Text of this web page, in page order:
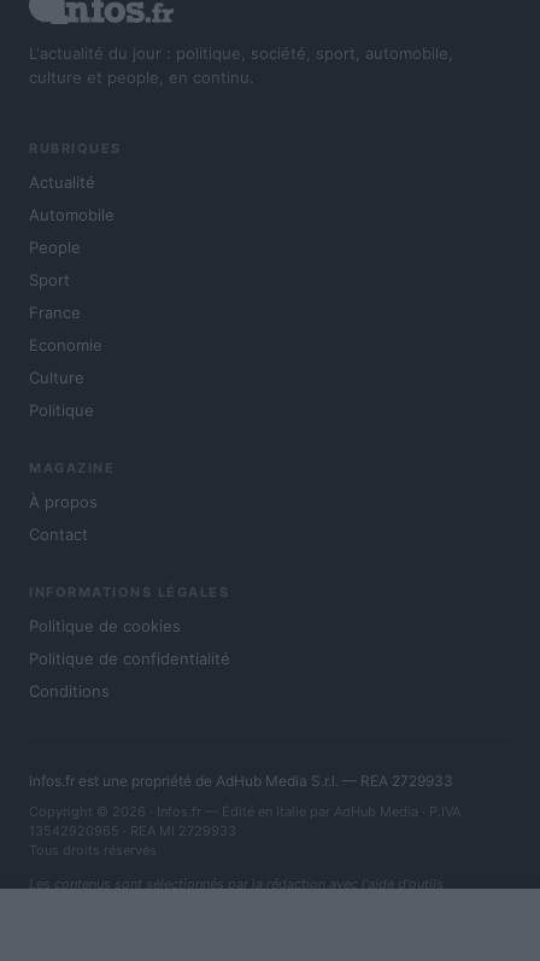
L'actualité du jour : politique, société, sport, automobile,
culture et people, en continu.
RUBRIQUES
Actualité
Automobile
People
Sport
France
Economie
Culture
Politique
MAGAZINE
À propos
Contact
INFORMATIONS LÉGALES
Politique de cookies
Politique de confidentialité
Conditions
Infos.fr est une propriété de AdHub Media S.r.l. — REA 2729933
Copyright © 2026 · Infos.fr — Édité en Italie par AdHub Media · P.IVA
13542920965 · REA MI 2729933
Tous droits réservés
Les contenus sont sélectionnés par la rédaction avec l'aide d'outils